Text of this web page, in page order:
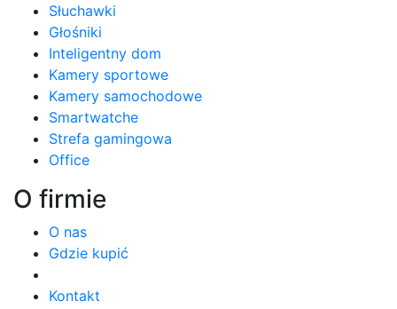
Słuchawki
Głośniki
Inteligentny dom
Kamery sportowe
Kamery samochodowe
Smartwatche
Strefa gamingowa
Office
O firmie
O nas
Gdzie kupić
Kontakt